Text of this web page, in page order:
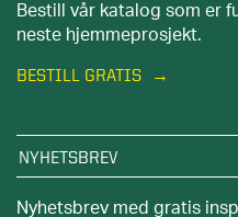
Bestill vår katalog som er
neste hjemmeprosjekt.
BESTILL GRATIS
NYHETSBREV
Nyhetsbrev med gratis